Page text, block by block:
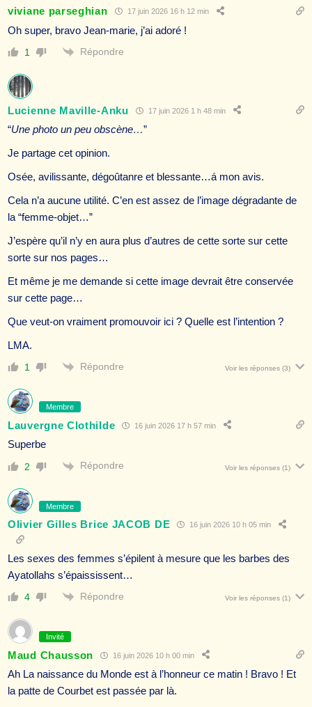
viviane parseghian 17 juin 2026 16 h 12 min
Oh super, bravo Jean-marie, j’ai adoré !
1 Répondre
Lucienne Maville-Anku 17 juin 2026 1 h 48 min
“Une photo un peu obscène…”
Je partage cet opinion.
Osée, avilissante, dégoûtanre et blessante…á mon avis.
Cela n’a aucune utilité. C’en est assez de l’image dégradante de
la “femme-objet…”
J’espère qu’il n’y en aura plus d’autres de cette sorte sur cette
sorte sur nos pages…
Et même je me demande si cette image devrait être conservée
sur cette page…
Que veut-on vraiment promouvoir ici ? Quelle est l’intention ?
LMA.
1 Répondre Voir les réponses (3)
Membre
Lauvergne Clothilde 16 juin 2026 17 h 57 min
Superbe
2 Répondre Voir les réponses (1)
Membre
Olivier Gilles Brice JACOB DE 16 juin 2026 10 h 05 min
Les sexes des femmes s’épilent à mesure que les barbes des
Ayatollahs s’épaississent…
4 Répondre Voir les réponses (1)
Invité
Maud Chausson 16 juin 2026 10 h 00 min
Ah La naissance du Monde est à l’honneur ce matin ! Bravo ! Et
la patte de Courbet est passée par là.